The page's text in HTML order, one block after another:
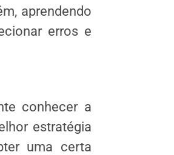
aprendendo
erros e
conhecer a
estratégia
uma certa